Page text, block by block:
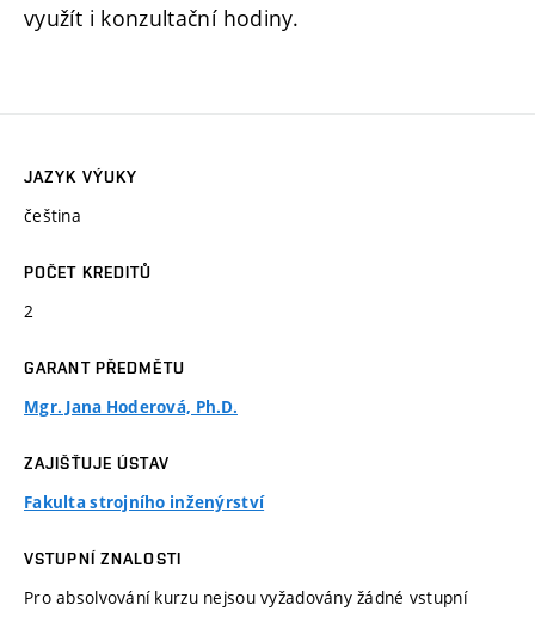
využít i konzultační hodiny.
JAZYK VÝUKY
čeština
POČET KREDITŮ
2
GARANT PŘEDMĚTU
Mgr. Jana Hoderová, Ph.D.
ZAJIŠŤUJE ÚSTAV
Fakulta strojního inženýrství
VSTUPNÍ ZNALOSTI
Pro absolvování kurzu nejsou vyžadovány žádné vstupní